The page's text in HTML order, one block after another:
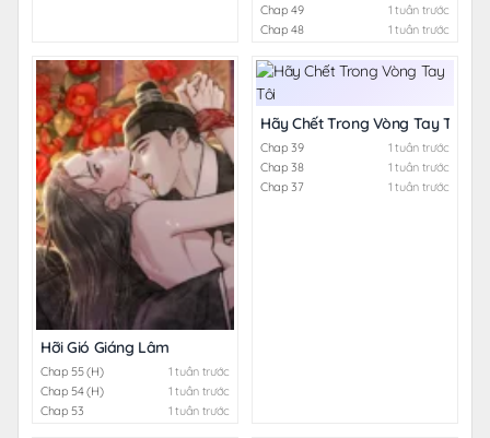
Chap 49
1 tuần trước
Chap 48
1 tuần trước
Hỡi Gió Giáng Lâm
Chap 55 (H)
1 tuần trước
Chap 54 (H)
1 tuần trước
Chap 53
1 tuần trước
Hãy Chết Trong Vòng Tay Tôi
Chap 39
1 tuần trước
Chap 38
1 tuần trước
Chap 37
1 tuần trước